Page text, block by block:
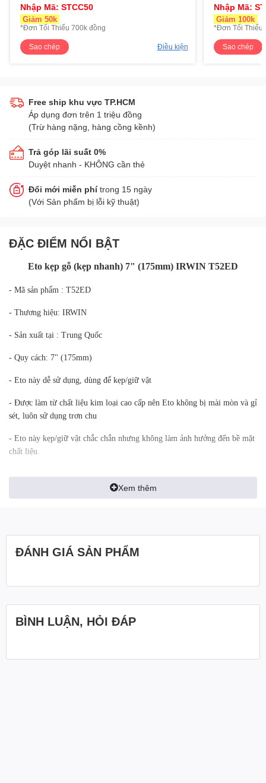
Nhập Mã: STCC50
Giảm 50k
*Đơn Tối Thiểu 700k đồng
Sao chép Điều kiện
Nhập Mã:
Giảm 100k
*Đơn Tối Thiểu
Sao chép
Free ship khu vực TP.HCM
Áp dụng đơn trên 1 triệu đồng
(Trừ hàng nặng, hàng cồng kềnh)
Trả góp lãi suất 0%
Duyệt nhanh - KHÔNG cần thẻ
Đổi mới miễn phítrong 15 ngày
(Với Sản phẩm bị lỗi kỹ thuật)
ĐẶC ĐIỂM NỔI BẬT
Eto kẹp gỗ (kẹp nhanh) 7" (175mm) IRWIN T52ED
- Mã sản phẩm : T52ED
- Thương hiệu: IRWIN
- Sản xuất tại : Trung Quốc
- Quy cách: 7" (175mm)
- Eto này dễ sử dụng, dùng để kẹp/giữ vật
- Được làm từ chất liệu kim loại cao cấp nên Eto không bị mài mòn và gỉ
sét, luôn sử dụng trơn chu
- Eto này kẹp/giữ vật chắc chắn nhưng không làm ảnh hưởng đến bề mặt
chất liệu.
Xem thêm
ĐÁNH GIÁ SẢN PHẨM
BÌNH LUẬN, HỎI ĐÁP